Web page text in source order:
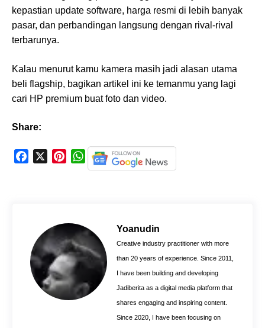
kepastian update software, harga resmi di lebih banyak
pasar, dan perbandingan langsung dengan rival-rival
terbarunya.
Kalau menurut kamu kamera masih jadi alasan utama
beli flagship, bagikan artikel ini ke temanmu yang lagi
cari HP premium buat foto dan video.
Share:
k
r
e
s
t
W
h
A
p
p
Yoanudin
Creative industry practitioner with more
than 20 years of experience. Since 2011,
I have been building and developing
Jadiberita as a digital media platform that
shares engaging and inspiring content.
Since 2020, I have been focusing on